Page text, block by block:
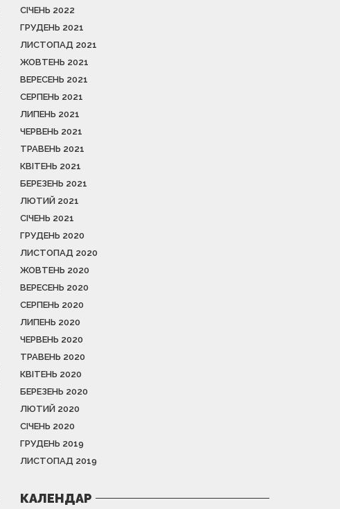
СІЧЕНЬ 2022
ГРУДЕНЬ 2021
ЛИСТОПАД 2021
ЖОВТЕНЬ 2021
ВЕРЕСЕНЬ 2021
СЕРПЕНЬ 2021
ЛИПЕНЬ 2021
ЧЕРВЕНЬ 2021
ТРАВЕНЬ 2021
КВІТЕНЬ 2021
БЕРЕЗЕНЬ 2021
ЛЮТИЙ 2021
СІЧЕНЬ 2021
ГРУДЕНЬ 2020
ЛИСТОПАД 2020
ЖОВТЕНЬ 2020
ВЕРЕСЕНЬ 2020
СЕРПЕНЬ 2020
ЛИПЕНЬ 2020
ЧЕРВЕНЬ 2020
ТРАВЕНЬ 2020
КВІТЕНЬ 2020
БЕРЕЗЕНЬ 2020
ЛЮТИЙ 2020
СІЧЕНЬ 2020
ГРУДЕНЬ 2019
ЛИСТОПАД 2019
КАЛЕНДАР